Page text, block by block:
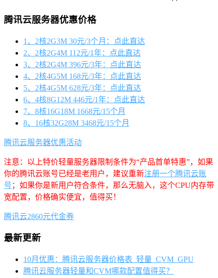
腾讯云服务器优惠价格
1、2核2G3M 30元/3个月：点此直达
2、2核2G4M 112元/1年：点此直达
3、2核2G4M 396元/3年：点此直达
4、2核4G5M 168元/3年：点此直达
5、2核4G5M 628元/3年：点此直达
6、4核8G12M 446元/1年：点此直达
7、8核16G18M 1668元/15个月
8、16核32G28M 3468元/15个月
腾讯云服务器优惠活动
注意：以上特价轻量服务器限制条件为“产品首单特惠”，如果
你的腾讯云账号已经是老用户，建议重新注册一个腾讯云账
号 ；如果你是新用户符合条件，那么无脑入，这个CPU内存带
宽配置，价格确实便宜，值得买！
腾讯云2860元代金券
最新更新
10月优惠：腾讯云服务器价格表_轻量_CVM_GPU
腾讯云服务器轻量和CVM哪款配置值得买？